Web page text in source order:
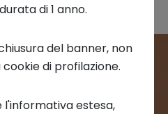
di 1 anno.
del banner, non
di profilazione.
l'informativa estesa,